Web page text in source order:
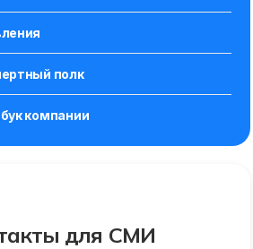
полк
компании
для СМИ